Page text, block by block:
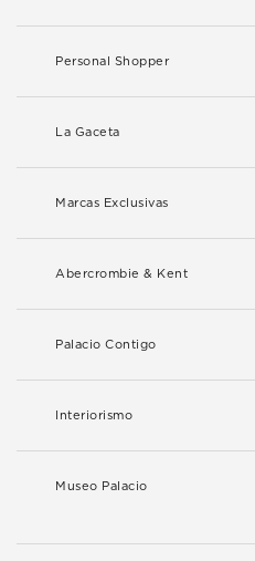
Personal Shopper
La Gaceta
Marcas Exclusivas
Abercrombie & Kent
Palacio Contigo
Interiorismo
Museo Palacio